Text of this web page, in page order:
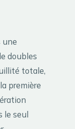
une
doubles
totale,
première
le seul